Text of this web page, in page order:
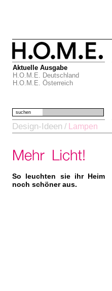
Aktuelle Ausgabe
H.O.M.E. Deutschland
H.O.M.E. Österreich
suchen
Design-Ideen / Lampen
So leuchten sie ihr Heim
noch schöner aus.